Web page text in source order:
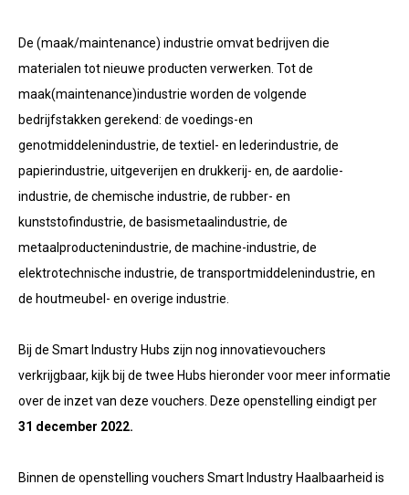
De (maak/maintenance) industrie omvat bedrijven die
materialen tot nieuwe producten verwerken. Tot de
maak(maintenance)industrie worden de volgende
bedrijfstakken gerekend: de voedings-en
genotmiddelenindustrie, de textiel- en lederindustrie, de
papierindustrie, uitgeverijen en drukkerij- en, de aardolie-
industrie, de chemische industrie, de rubber- en
kunststofindustrie, de basismetaalindustrie, de
metaalproductenindustrie, de machine-industrie, de
elektrotechnische industrie, de transportmiddelenindustrie, en
de houtmeubel- en overige industrie.
Bij de Smart Industry Hubs zijn nog innovatievouchers
verkrijgbaar, kijk bij de twee Hubs hieronder voor meer informatie
over de inzet van deze vouchers. Deze openstelling eindigt per
31 december 2022.
Binnen de openstelling vouchers Smart Industry Haalbaarheid is